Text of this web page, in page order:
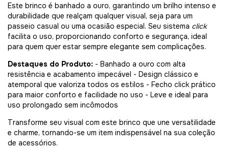
Este brinco é banhado a ouro, garantindo um brilho intenso e
durabilidade que realçam qualquer visual, seja para um
passeio casual ou uma ocasião especial. Seu sistema click
facilita o uso, proporcionando conforto e segurança, ideal
para quem quer estar sempre elegante sem complicações.
Destaques do Produto: - Banhado a ouro com alta
resistência e acabamento impecável - Design clássico e
atemporal que valoriza todos os estilos - Fecho click prático
para maior conforto e facilidade no uso - Leve e ideal para
uso prolongado sem incômodos
Transforme seu visual com este brinco que une versatilidade
e charme, tornando-se um item indispensável na sua coleção
de acessórios.